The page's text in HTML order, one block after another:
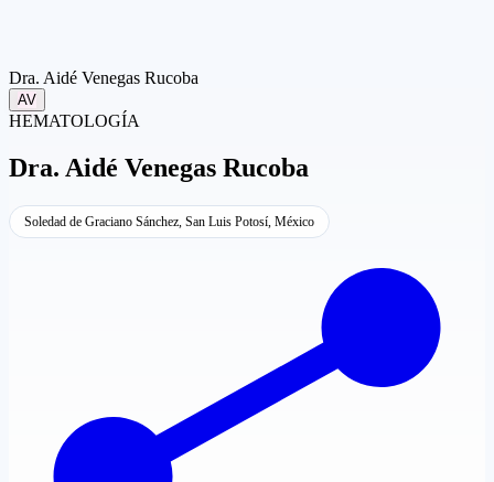
Dra. Aidé Venegas Rucoba
AV
HEMATOLOGÍA
Dra. Aidé Venegas Rucoba
Soledad de Graciano Sánchez, San Luis Potosí, México